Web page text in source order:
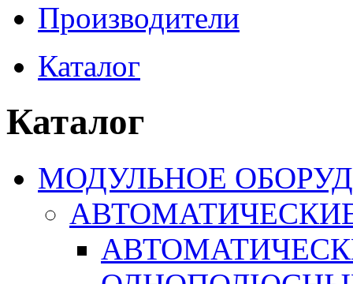
Производители
Каталог
Каталог
МОДУЛЬНОЕ